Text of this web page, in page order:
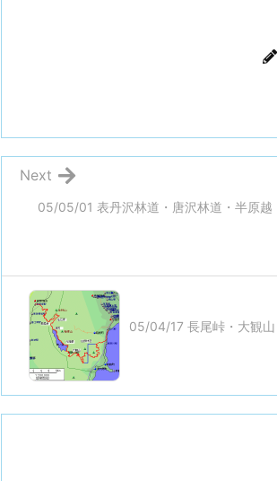
05/05/01 表丹沢林道・唐沢林道・半原越
Next
05/04/17 長尾峠・大観山